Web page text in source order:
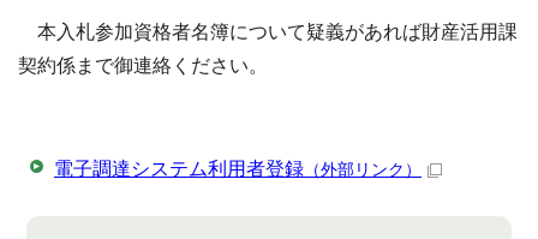
本入札参加資格者名簿について疑義があれば財産活用課
契約係まで御連絡ください。
電子調達システム利用者登録 （外部リンク）